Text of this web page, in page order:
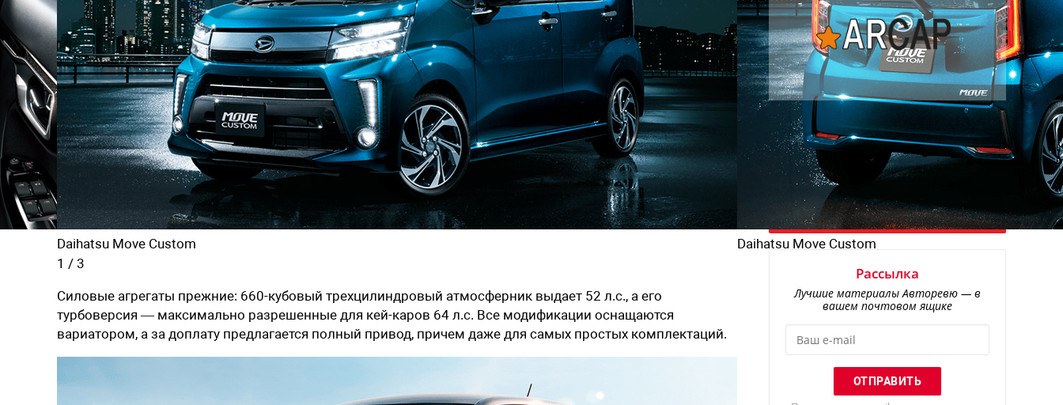
Daihatsu Move Custom
Daihatsu Move Custom
1 / 3
Силовые агрегаты прежние: 660-кубовый трехцилиндровый атмосферник выдает 52 л.с., а его
турбоверсия — максимально разрешенные для кей-каров 64 л.с. Все модификации оснащаются
вариатором, а за доплату предлагается полный привод, причем даже для самых простых комплектаций.
Рассылка
Лучшие материалы Авторевю — в
вашем почтовом ящике